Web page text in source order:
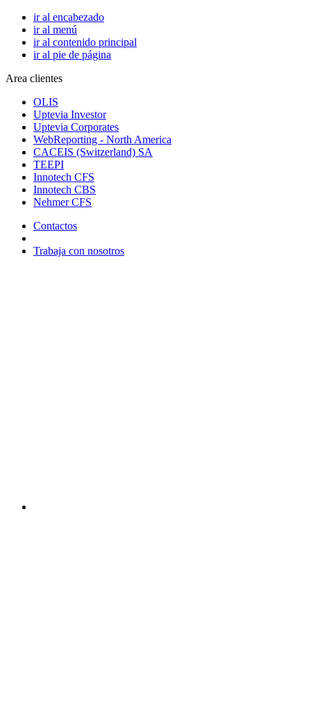
ir al encabezado
ir al menú
ir al contenido principal
ir al pie de página
Area clientes
OLIS
Uptevia Investor
Uptevia Corporates
WebReporting - North America
CACEIS (Switzerland) SA
TEEPI
Innotech CFS
Innotech CBS
Nehmer CFS
Contactos
Trabaja con nosotros